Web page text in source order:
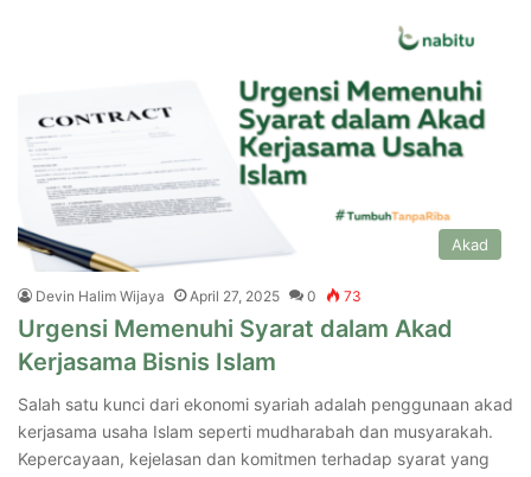
Akad
Devin Halim Wijaya April 27, 2025 0 73
Urgensi Memenuhi Syarat dalam Akad
Kerjasama Bisnis Islam
Salah satu kunci dari ekonomi syariah adalah penggunaan akad
kerjasama usaha Islam seperti mudharabah dan musyarakah.
Kepercayaan, kejelasan dan komitmen terhadap syarat yang